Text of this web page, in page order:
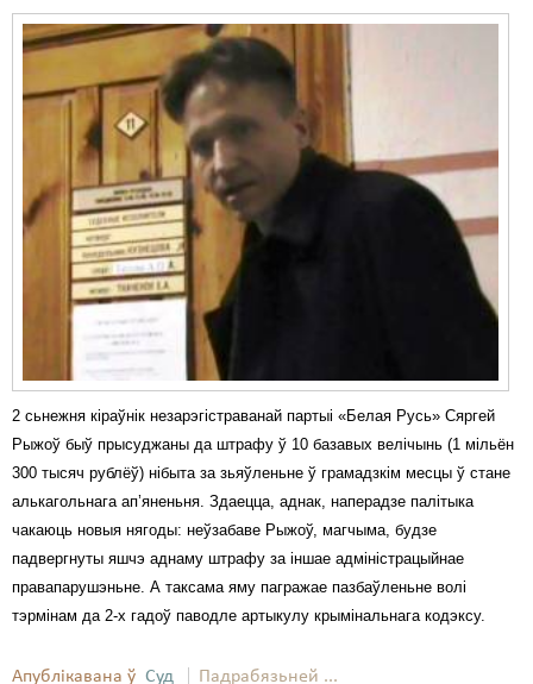
2 сьнежня кіраўнік незарэгістраванай партыі «Белая Русь» Сяргей
Рыжоў быў прысуджаны да штрафу ў 10 базавых велічынь (1 мільён
300 тысяч рублёў) нібыта за зьяўленьне ў грамадзкім месцы ў стане
алькагольнага ап’яненьня. Здаецца, аднак, наперадзе палітыка
чакаюць новыя нягоды: неўзабаве Рыжоў, магчыма, будзе
падвергнуты яшчэ аднаму штрафу за іншае адміністрацыйнае
правапарушэньне. А таксама яму пагражае пазбаўленьне волі
тэрмінам да 2-х гадоў паводле артыкулу крымінальнага кодэксу.
Апублікавана ў Суд Падрабязьней ...
Дзяржава
Дыскрымінацыя
Затрыманьні
Карная псыхіятрыя
КПЧ ААН
Культурныя правы
Мірныя сходы
Палітвязьні
Праваабаронцы
Правы дзіцяці
Пэнітэнцыярная сыстэма
Распальваньне варожасьці
Рознае